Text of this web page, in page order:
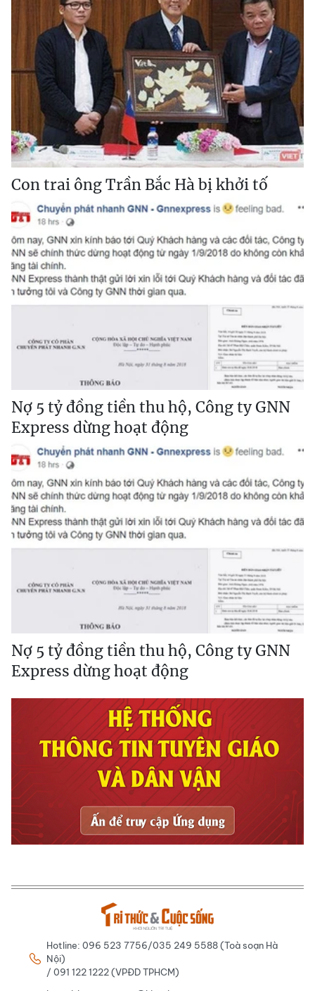
Con trai ông Trần Bắc Hà bị khởi tố
Nợ 5 tỷ đồng tiền thu hộ, Công ty GNN
Express dừng hoạt động
Nợ 5 tỷ đồng tiền thu hộ, Công ty GNN
Express dừng hoạt động
Hotline: 096 523 7756/035 249 5588 (Toà soạn Hà
Nội)
/ 091 122 1222 (VPĐD TPHCM)